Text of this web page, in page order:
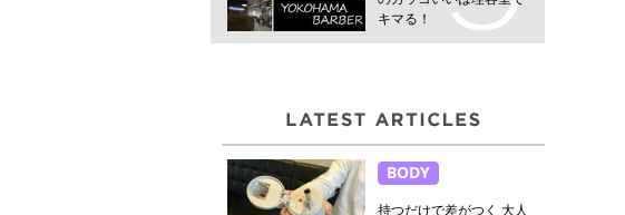
キマる！
BODY
持つだけで差がつく 大人